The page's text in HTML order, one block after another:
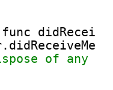
func
of any